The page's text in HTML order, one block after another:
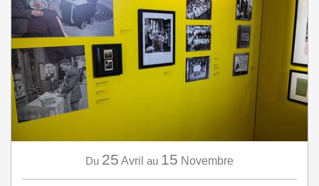
Du 25 Avril au 15 Novembre